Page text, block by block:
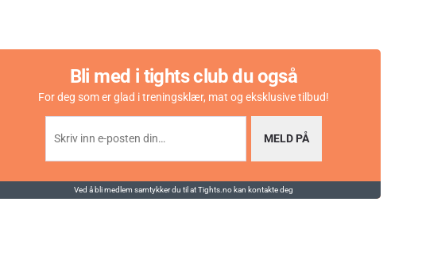
Bli med i tights club du også
For deg som er glad i treningsklær, mat og eksklusive tilbud!
MELD PÅ
Ved å bli medlem samtykker du til at Tights.no kan kontakte deg